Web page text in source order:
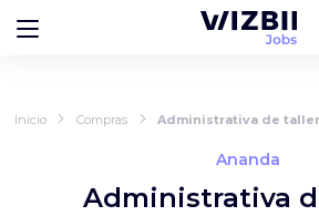
Inicio Compras Administrativa de taller
Ananda
Administrativa